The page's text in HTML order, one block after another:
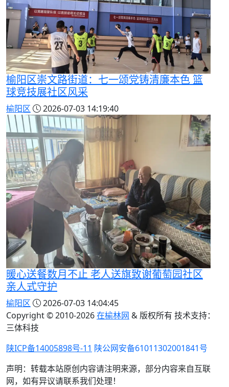
榆阳区崇文路街道：七一颂党铸清廉本色 篮
球竞技展社区风采
榆阳区 2026-07-03 14:19:40
暖心送餐数月不止 老人送旗致谢葡萄园社区
亲人式守护
榆阳区
2026-07-03 14:04:45
Copyright © 2010-2026在榆林网 & 版权所有 技术支持：
三体科技
陕ICP备14005898号-11 陕公网安备61011302001841号
声明：转载本站原创内容请注明来源，部分内容来自互联
网，如有异议请联系我们处理！